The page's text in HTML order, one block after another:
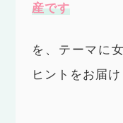
産です
を、テーマに
ヒントをお届け